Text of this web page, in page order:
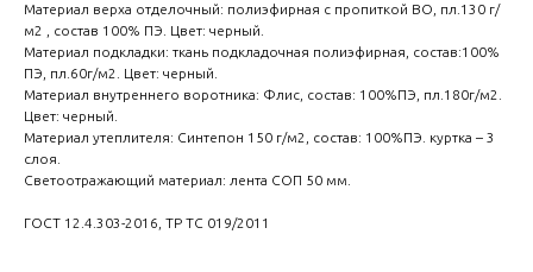
Материал верха отделочный: полиэфирная с пропиткой ВО, пл.130 г/
м2 , состав 100% ПЭ. Цвет: черный.
Материал подкладки: ткань подкладочная полиэфирная, состав:100%
ПЭ, пл.60г/м2. Цвет: черный.
Материал внутреннего воротника: Флис, состав: 100%ПЭ, пл.180г/м2.
Цвет: черный.
Материал утеплителя: Синтепон 150 г/м2, состав: 100%ПЭ. куртка – 3
слоя.
Светоотражающий материал: лента СОП 50 мм.
ГОСТ 12.4.303-2016, ТР ТС 019/2011